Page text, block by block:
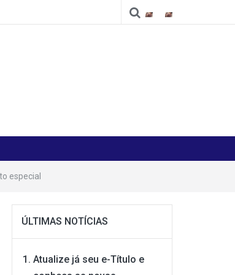
Cidade
especial
ÚLTIMAS NOTÍCIAS
Atualize já seu e-Título e